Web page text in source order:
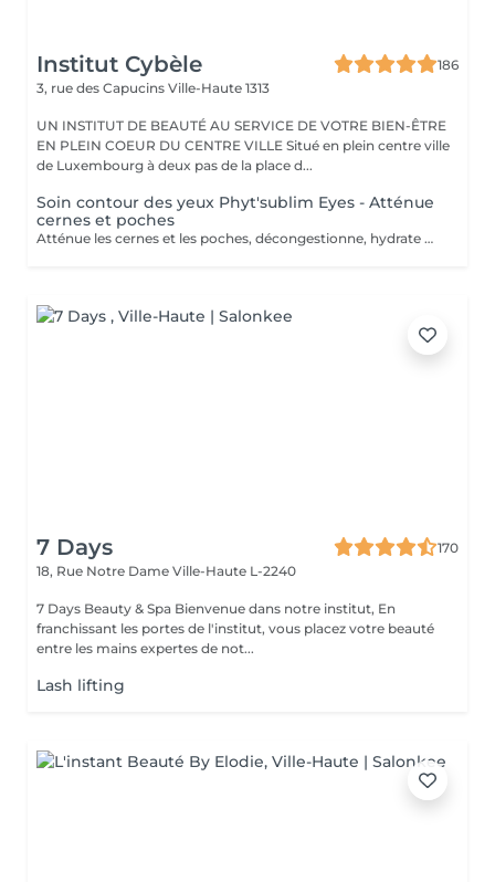
Institut Cybèle
186
3, rue des Capucins Ville-Haute 1313
UN INSTITUT DE BEAUTÉ AU SERVICE DE VOTRE BIEN-ÊTRE
EN PLEIN COEUR DU CENTRE VILLE Situé en plein centre ville
de Luxembourg à deux pas de la place d...
Soin contour des yeux Phyt'sublim Eyes - Atténue
cernes et poches
Atténue les cernes et les poches, décongestionne, hydrate Avec le soin contour des yeux certifié bio Phyt'Sublim Eyes, découvrez toute l'expertise professionnelle de Phyt's rien que pour vos yeux. Constitué de 8 étapes, qui s'enchaînent au rythme des manuvres décongestionnantes et drainantes, il conjugue parfaitement soin et détente. Sérum bio concentré d'actifs, baume fondant stimulant, masque peel-off défroissant et émulsion légère défatigante Immédiatement, décongestionné et dynamisé. Convient pour : Tous types de peaux
7 Days
170
18, Rue Notre Dame Ville-Haute L-2240
7 Days Beauty & Spa Bienvenue dans notre institut, En
franchissant les portes de l'institut, vous placez votre beauté
entre les mains expertes de not...
Lash lifting